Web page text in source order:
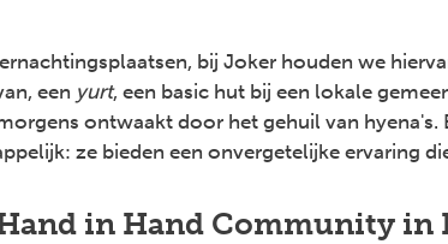
bij Joker houden we
een yurt, een basic hut bij een lokale
ontwaakt door het gehuil van hyena's.
ze bieden een onvergetelijke ervaring
in Hand Community in